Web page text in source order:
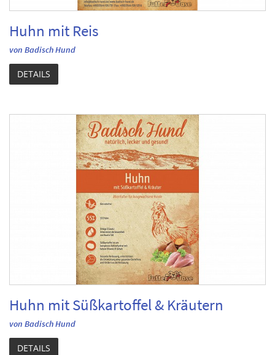
Huhn mit Reis
von Badisch Hund
DETAILS
Huhn mit Süßkartoffel & Kräutern
von Badisch Hund
DETAILS